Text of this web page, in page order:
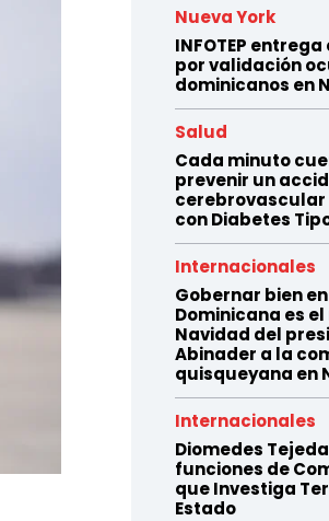
Nueva York
INFOTEP
por validación
dominicanos en
Salud
Cada minuto
prevenir un
cerebrovascular
con Diabetes
Internacionales
Gobernar bien
Dominicana es
Navidad del
Abinader a la
quisqueyana en
Internacionales
Diomedes
funciones de
que Investiga
Estado